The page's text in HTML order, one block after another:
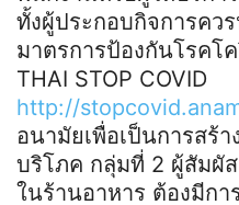
ทั้งผู้ประกอบกิจการคว
มาตรการป้องกันโรคโ
THAI STOP COVID
http://
อนามัยเพื่อเป็นการสร้
บริโภค กลุ่มที่ 2 ผู้สัมผั
ในร้านอาหาร ต้องมีก